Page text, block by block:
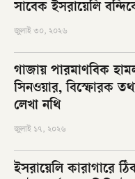
সাবেক ইসরায়েলি
জুলাই ৩০, ২০২৬
গাজায় পারমাণবিক
সিনওয়ার, বিস্ফোরক
লেখা নথি
জুলাই ১৭, ২০২৬
ইসরায়েলি কারাগারে